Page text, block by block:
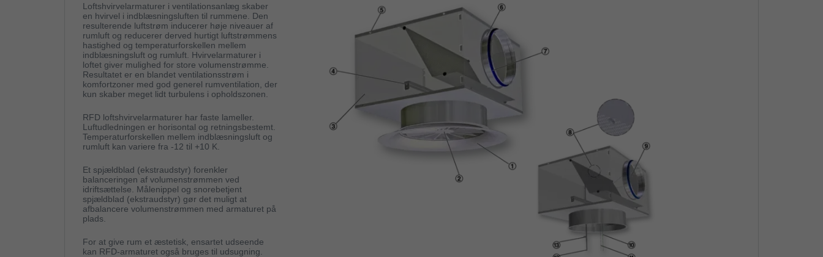
Loftshvirvelarmaturer i ventilationsanlæg skaber
en hvirvel i indblæsningsluften til rummene. Den
resulterende luftstrøm inducerer høje niveauer af
rumluft og reducerer derved hurtigt luftstrømmens
hastighed og temperaturforskellen mellem
indblæsningsluft og rumluft. Hvirvelarmaturer i
loftet giver mulighed for store volumenstrømme.
Resultatet er en blandet ventilationsstrøm i
komfortzoner med god generel rumventilation, der
kun skaber meget lidt turbulens i opholdszonen.
RFD loftshvirvelarmaturer har faste lameller.
Luftudledningen er horisontal og retningsbestemt.
Temperaturforskellen mellem indblæsningsluft og
rumluft kan variere fra -12 til +10 K.
Et spjældblad (ekstraudstyr) forenkler
balanceringen af volumenstrømmen ved
idriftsættelse. Målenippel og snorebetjent
spjældblad (ekstraudstyr) gør det muligt at
afbalancere volumenstrømmen med armaturet på
plads.
For at give rum et æstetisk, ensartet udseende
kan RFD-armaturet også bruges til udsugning.